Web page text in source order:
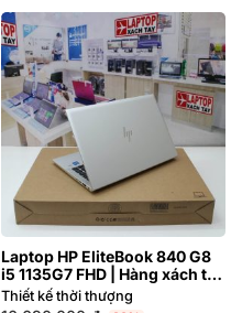
Laptop HP EliteBook 840 G8
i5 1135G7 FHD | Hàng xách tay
99%
Thiết kế thời thượng